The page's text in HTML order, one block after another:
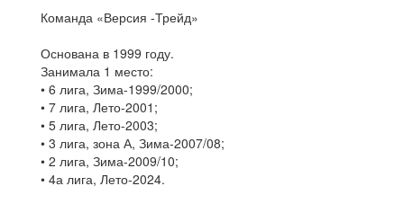
Команда «Версия -Трейд»
Основана в 1999 году.
Занимала 1 место:
• 6 лига, Зима-1999/2000;
• 7 лига, Лето-2001;
• 5 лига, Лето-2003;
• 3 лига, зона А, Зима-2007/08;
• 2 лига, Зима-2009/10;
• 4а лига, Лето-2024.